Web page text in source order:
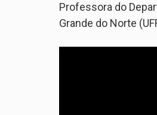
Professora do
Grande do Norte